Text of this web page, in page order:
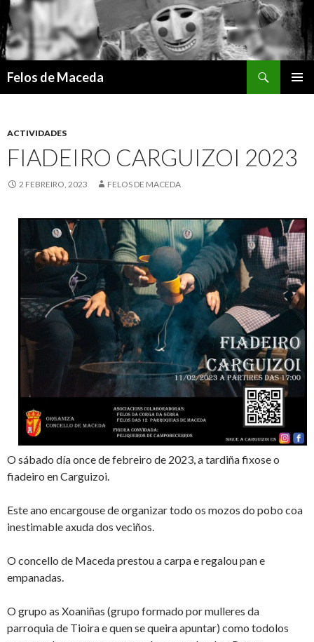
Felos de Maceda
ACTIVIDADES
FIADEIRO CARGUIZOI 2023
2 FEBREIRO, 2023 FELOS DE MACEDA
O sábado día once de febreiro de 2023, a tardiña fixose o
fiadeiro en Carguizoi.
Este ano encargouse de organizar todo os mozos do pobo coa
inestimable axuda dos veciños.
O concello de Maceda prestou a carpa e regalou pan e
empanadas.
O grupo as Xoaniñas (grupo formado por mulleres da
parroquia de Tioira e quen se queira apuntar) como todolos